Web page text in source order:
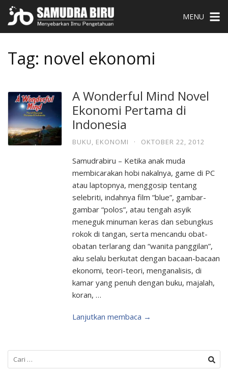
MENU
Tag: novel ekonomi
A Wonderful Mind Novel
Ekonomi Pertama di
Indonesia
BUKU, EKONOMI · OKTOBER 22, 2012
Samudrabiru – Ketika anak muda
membicarakan hobi nakalnya, game di PC
atau laptopnya, menggosip tentang
selebriti, indahnya film ”blue”, gambar-
gambar “polos”, atau tengah asyik
meneguk minuman keras dan sebungkus
rokok di tangan, serta mencandu obat-
obatan terlarang dan “wanita panggilan”,
aku selalu berkutat dengan bacaan-bacaan
ekonomi, teori-teori, menganalisis, di
kamar yang penuh dengan buku, majalah,
koran, …
Lanjutkan membaca →